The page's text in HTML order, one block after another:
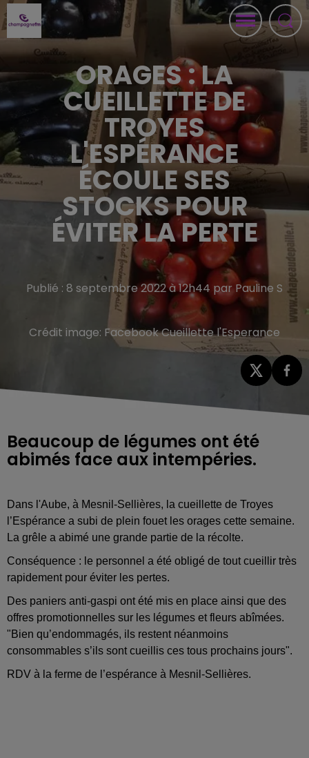
ORAGES : LA
CUEILLETTE DE
TROYES
L'ESPÉRANCE
ÉCOULE SES
STOCKS POUR
ÉVITER LA PERTE
Publié : 8 septembre 2022 à 12h44 par Pauline S
Crédit image: Facebook Cueillette l'Esperance
Beaucoup de légumes ont été
abimés face aux intempéries.
Dans l'Aube, à Mesnil-Sellières, la cueillette de Troyes
l’Espérance a subi de plein fouet les orages cette semaine.
La grêle a abimé une grande partie de la récolte.
Conséquence : le personnel a été obligé de tout cueillir très
rapidement pour éviter les pertes.
Des paniers anti-gaspi ont été mis en place ainsi que des
offres promotionnelles sur les légumes et fleurs abîmées.
"Bien qu’endommagés, ils restent néanmoins
consommables s’ils sont cueillis ces tous prochains jours".
RDV à la ferme de l’espérance à Mesnil-Sellières.